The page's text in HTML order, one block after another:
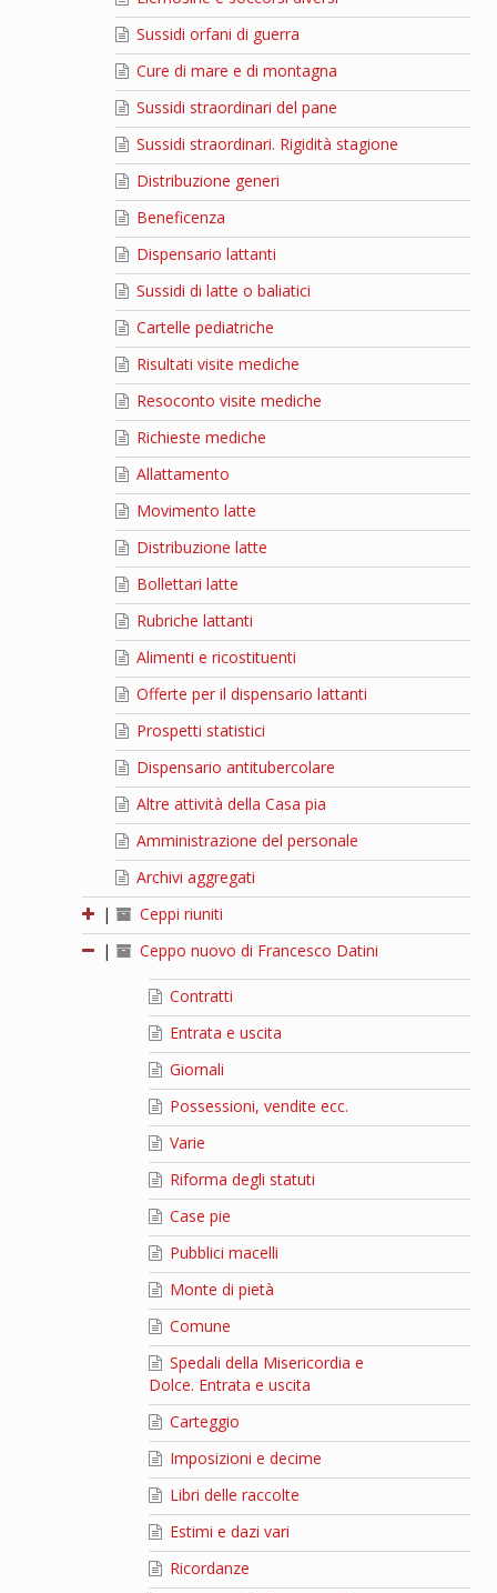
Sussidi orfani di guerra
Cure di mare e di montagna
Sussidi straordinari del pane
Sussidi straordinari. Rigidità stagione
Distribuzione generi
Beneficenza
Dispensario lattanti
Sussidi di latte o baliatici
Cartelle pediatriche
Risultati visite mediche
Resoconto visite mediche
Richieste mediche
Allattamento
Movimento latte
Distribuzione latte
Bollettari latte
Rubriche lattanti
Alimenti e ricostituenti
Offerte per il dispensario lattanti
Prospetti statistici
Dispensario antitubercolare
Altre attività della Casa pia
Amministrazione del personale
Archivi aggregati
|
Ceppi riuniti
|
Ceppo nuovo di Francesco Datini
Contratti
Entrata e uscita
Giornali
Possessioni, vendite ecc.
Varie
Riforma degli statuti
Case pie
Pubblici macelli
Monte di pietà
Comune
Spedali della Misericordia e
Dolce. Entrata e uscita
Carteggio
Imposizioni e decime
Libri delle raccolte
Estimi e dazi vari
Ricordanze